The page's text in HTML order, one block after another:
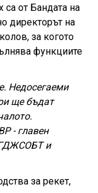
са от Бандата на
директорът на
за когото
функциите
Недосегаеми
ще бъдат
- главен
и
за рекет,